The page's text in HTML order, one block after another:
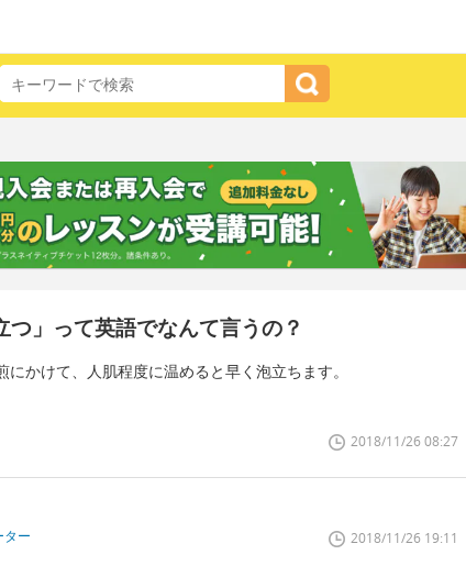
つ」って英語でなんて言うの？
かけて、人肌程度に温めると早く泡立ちます。
2018/11/26 08:27
ター 2018/11/26 19:11